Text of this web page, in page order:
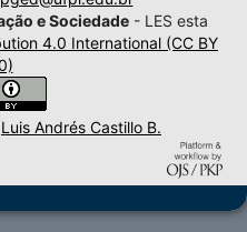
e Sociedade - LES esta
4.0 International (CC BY
Luis Andrés Castillo B.